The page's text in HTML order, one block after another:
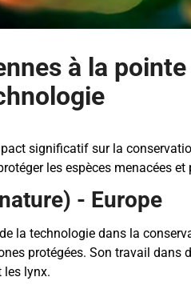
à la
significatif sur la
les espèces menacées
- Europe
la technologie dans la
protégées. Son travail
les lynx.